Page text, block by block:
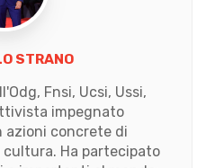
STRANO
Fnsi, Ucsi, Ussi,
impegnato
concrete di
Ha partecipato